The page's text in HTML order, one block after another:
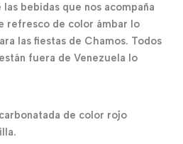
las bebidas que nos acompaña
refresco de color ámbar lo
las fiestas de Chamos. Todos
fuera de Venezuela lo
de color rojo